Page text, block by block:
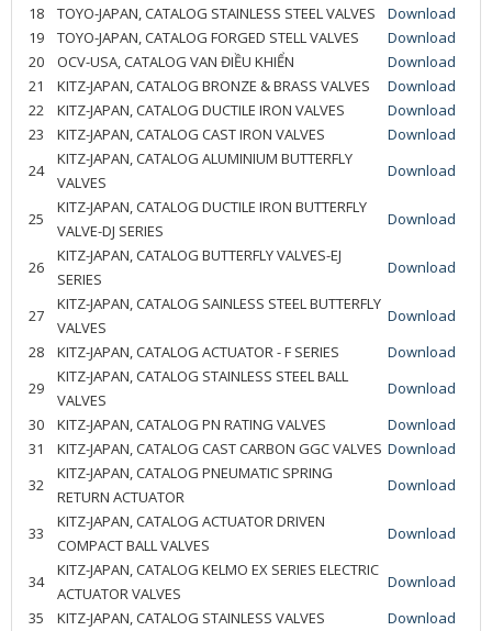
18
TOYO-JAPAN, CATALOG STAINLESS STEEL VALVES
Download
19
TOYO-JAPAN, CATALOG FORGED STELL VALVES
Download
20
OCV-USA, CATALOG VAN ĐIỀU KHIỂN
Download
21
KITZ-JAPAN, CATALOG BRONZE & BRASS VALVES
Download
22
KITZ-JAPAN, CATALOG DUCTILE IRON VALVES
Download
23
KITZ-JAPAN, CATALOG CAST IRON VALVES
Download
24
KITZ-JAPAN, CATALOG ALUMINIUM BUTTERFLY
VALVES
Download
25
KITZ-JAPAN, CATALOG DUCTILE IRON BUTTERFLY
VALVE-DJ SERIES
Download
26
KITZ-JAPAN, CATALOG BUTTERFLY VALVES-EJ
SERIES
Download
27
KITZ-JAPAN, CATALOG SAINLESS STEEL BUTTERFLY
VALVES
Download
28
KITZ-JAPAN, CATALOG ACTUATOR - F SERIES
Download
29
KITZ-JAPAN, CATALOG STAINLESS STEEL BALL
VALVES
Download
30
KITZ-JAPAN, CATALOG PN RATING VALVES
Download
31
KITZ-JAPAN, CATALOG CAST CARBON GGC VALVES Download
32
KITZ-JAPAN, CATALOG PNEUMATIC SPRING
RETURN ACTUATOR
Download
33
KITZ-JAPAN, CATALOG ACTUATOR DRIVEN
COMPACT BALL VALVES
Download
34
KITZ-JAPAN, CATALOG KELMO EX SERIES ELECTRIC
ACTUATOR VALVES
Download
35
KITZ-JAPAN, CATALOG STAINLESS VALVES
Download